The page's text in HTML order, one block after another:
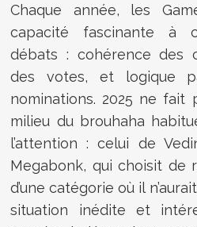
Chaque année, les
capacité fascinante à
débats : cohérence des
des votes, et logique
nominations. 2025 ne fait
milieu du brouhaha
l’attention : celui de
Megabonk, qui choisit de
d’une catégorie où il
situation inédite et